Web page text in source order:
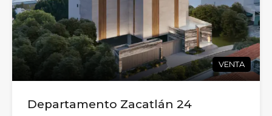
VENTA
Departamento Zacatlán 24